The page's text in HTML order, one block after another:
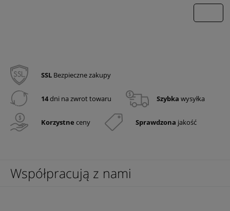
SSL Bezpieczne zakupy
14dni na zwrot towaru Szybka wysyłka
Korzystne ceny Sprawdzona jakość
Współpracują z nami